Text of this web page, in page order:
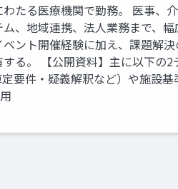
たる医療機関で勤務。 医事、
、地域連携、法人業務まで、
ント開催経験に加え、課題解
る。 【公開資料】主に以下の
要件・疑義解釈など）や施設基